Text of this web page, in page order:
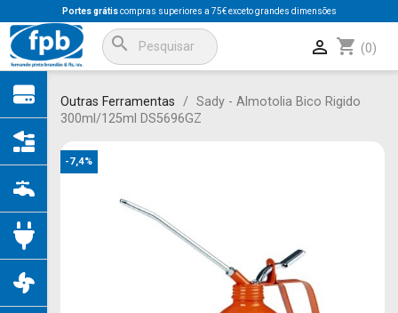
Portes grátiscompras superiores a 75€ exceto grandes dimensões
search shopping_cart (0)

Outras Ferramentas
Sady - Almotolia Bico Rigido
300ml/125ml DS5696GZ
-7,4%